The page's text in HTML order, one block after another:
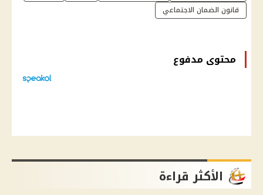
قانون الضمان الاجتماعي
محتوى مدفوع
الأكثر قراءة